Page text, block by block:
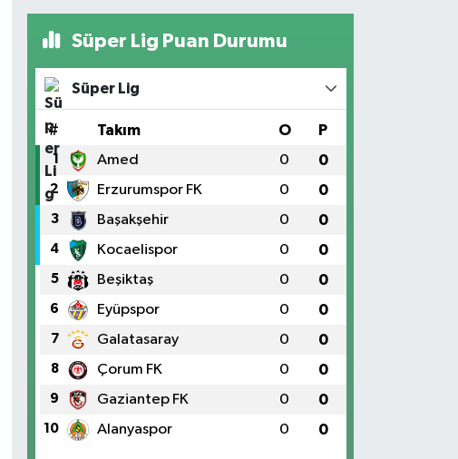
Süper Lig Puan Durumu
Süper Lig
# Takım O P
1 Amed 0 0
2 Erzurumspor FK 0 0
3 Başakşehir 0 0
4 Kocaelispor 0 0
5 Beşiktaş 0 0
6 Eyüpspor 0 0
7 Galatasaray 0 0
8 Çorum FK 0 0
9 Gaziantep FK 0 0
10 Alanyaspor 0 0